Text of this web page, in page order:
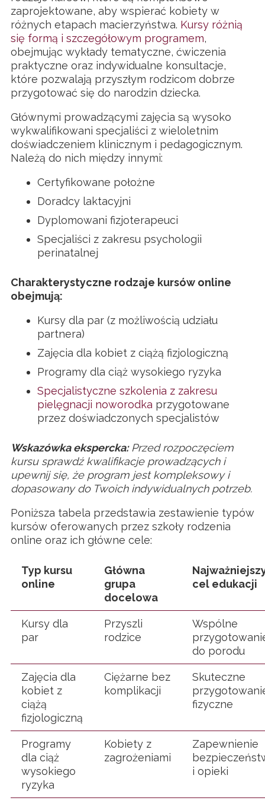
zaprojektowane, aby wspierać kobiety w
różnych etapach macierzyństwa. Kursy różnią
się formą i szczegółowym programem,
obejmując wykłady tematyczne, ćwiczenia
praktyczne oraz indywidualne konsultacje,
które pozwalają przyszłym rodzicom dobrze
przygotować się do narodzin dziecka.
Głównymi prowadzącymi zajęcia są wysoko
wykwalifikowani specjaliści z wieloletnim
doświadczeniem klinicznym i pedagogicznym.
Należą do nich między innymi:
Certyfikowane położne
Doradcy laktacyjni
Dyplomowani fizjoterapeuci
Specjaliści z zakresu psychologii
perinatalnej
Charakterystyczne rodzaje kursów online
obejmują:
Kursy dla par (z możliwością udziału
partnera)
Zajęcia dla kobiet z ciążą fizjologiczną
Programy dla ciąż wysokiego ryzyka
Specjalistyczne szkolenia z zakresu
pielęgnacji noworodka przygotowane
przez doświadczonych specjalistów
Wskazówka ekspercka: Przed rozpoczęciem
kursu sprawdź kwalifikacje prowadzących i
upewnij się, że program jest kompleksowy i
dopasowany do Twoich indywidualnych potrzeb.
Poniższa tabela przedstawia zestawienie typów
kursów oferowanych przez szkoły rodzenia
online oraz ich główne cele:
Typ kursu
online
Główna
grupa
docelowa
cel edukacji
Kursy dla
par
Przyszli
rodzice
Wspólne
do porodu
Zajęcia dla
kobiet z
ciążą
fizjologiczną
Ciężarne bez
komplikacji
Skuteczne
fizyczne
Programy
dla ciąż
wysokiego
ryzyka
Kobiety z
zagrożeniami
Zapewnienie
i opieki